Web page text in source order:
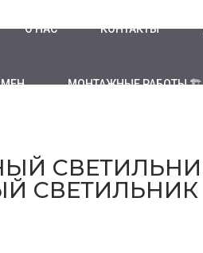
О НАС КОНТАКТЫ
МОНТАЖНЫЕ РАБОТЫ 🏗